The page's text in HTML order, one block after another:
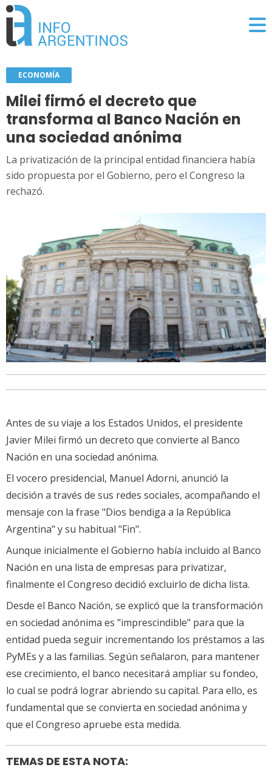
ECONOMÍA
Milei firmó el decreto que
transforma al Banco Nación en
una sociedad anónima
La privatización de la principal entidad financiera había
sido propuesta por el Gobierno, pero el Congreso la
rechazó.
Antes de su viaje a los Estados Unidos, el presidente
Javier Milei firmó un decreto que convierte al Banco
Nación en una sociedad anónima.
El vocero presidencial, Manuel Adorni, anunció la
decisión a través de sus redes sociales, acompañando el
mensaje con la frase "Dios bendiga a la República
Argentina" y su habitual "Fin".
Aunque inicialmente el Gobierno había incluido al Banco
Nación en una lista de empresas para privatizar,
finalmente el Congreso decidió excluirlo de dicha lista.
Desde el Banco Nación, se explicó que la transformación
en sociedad anónima es "imprescindible" para que la
entidad pueda seguir incrementando los préstamos a las
PyMEs y a las familias. Según señalaron, para mantener
ese crecimiento, el banco necesitará ampliar su fondeo,
lo cual se podrá lograr abriendo su capital. Para ello, es
fundamental que se convierta en sociedad anónima y
que el Congreso apruebe esta medida.
TEMAS DE ESTA NOTA: